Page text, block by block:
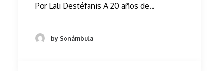
Por Lali Destéfanis A 20 años de…
by Sonámbula